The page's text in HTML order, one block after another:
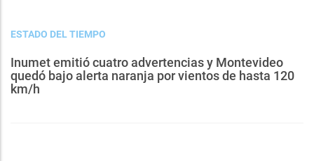
ESTADO DEL TIEMPO
Inumet emitió cuatro advertencias y Montevideo
quedó bajo alerta naranja por vientos de hasta 120
km/h